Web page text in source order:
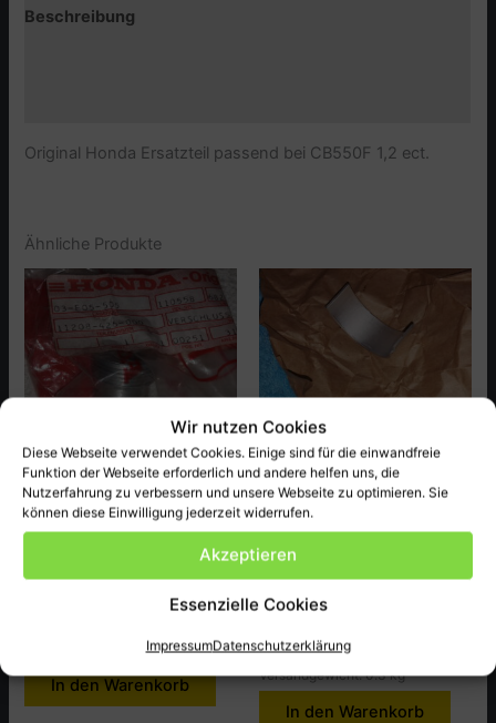
Wir nutzen Cookies
Diese Webseite verwendet Cookies. Einige sind für die einwandfreie
Funktion der Webseite erforderlich und andere helfen uns, die
Nutzerfahrung zu verbessern und unsere Webseite zu optimieren. Sie
können diese Einwilligung jederzeit widerrufen.
Akzeptieren
Essenzielle Cookies
ImpressumDatenschutzerklärung
Beschreibung
Original Honda Ersatzteil passend bei CB550F 1,2 ect.
Ähnliche Produkte
Honda
Plug B.Oil Parth CB650Z.PZ
8,00€
Versandkosten
Versandgewicht: 0.3 kg
In den Warenkorb
Honda
Pleullagerschale A,
CB750F2,F3
9,00
Artikel-Nr.: 13215-410-015
Versandgewicht: 0.3 kg
In den Warenkorb